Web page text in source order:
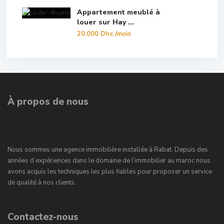
Appartement meublé à
louer sur Hay ...
20.000 Dhs/mois
À propos de nous
Nous sommes une agence immobilière installée à Rabat. Depuis des
années d’expériences dans le domaine de l’immobilier au maroc nous
avons acquis les techniques les plus fiables pour proposer un service
de qualité à nos clients.
Contactez-nous